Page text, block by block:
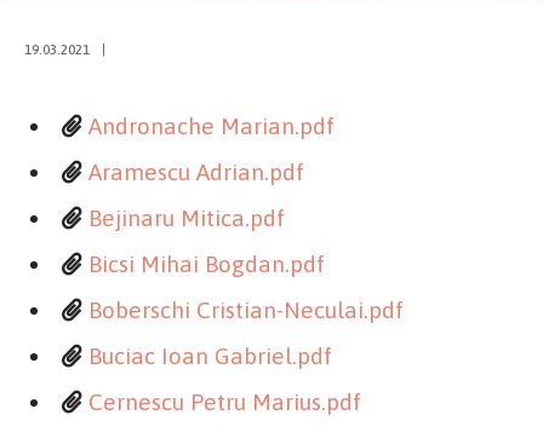
19.03.2021
Andronache Marian.pdf
Aramescu Adrian.pdf
Bejinaru Mitica.pdf
Bicsi Mihai Bogdan.pdf
Boberschi Cristian-Neculai.pdf
Buciac Ioan Gabriel.pdf
Cernescu Petru Marius.pdf